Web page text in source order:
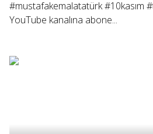
#mustafakemalatatürk #10kasım
YouTube kanalına abone...